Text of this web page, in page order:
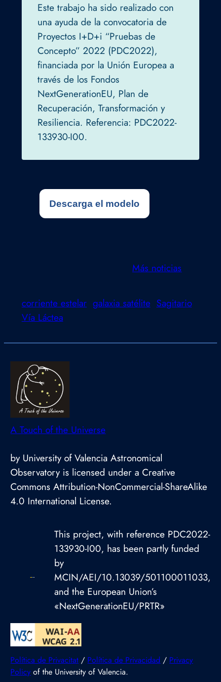
Este trabajo ha sido realizado con
una ayuda de la convocatoria de
Proyectos I+D+i “Pruebas de
Concepto” 2022 (PDC2022),
financiada por la Unión Europea a
través de los Fondos
NextGenerationEU, Plan de
Recuperación, Transformación y
Resiliencia. Referencia: PDC2022-
133930-I00.
Descarga el modelo
Más noticias
corriente estelar galaxia satélite Sagitario
Vía Láctea
A Touch of the Universe
by University of Valencia Astronomical
Observatory is licensed under a Creative
Commons Attribution-NonCommercial-ShareAlike
4.0 International License.
This project, with reference PDC2022-
133930-I00, has been partly funded
by
MCIN/AEI/10.13039/501100011033,
and the European Union’s
«NextGenerationEU/PRTR»
Política de Privacitat / Política de Privacidad / Privacy
Policy of the University of Valencia.